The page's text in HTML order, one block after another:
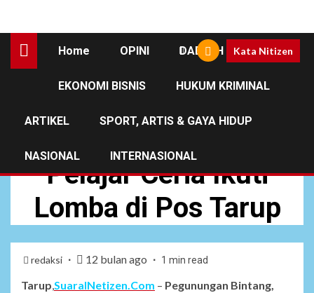
Home OPINI DAERAH
EKONOMI BISNIS HUKUM KRIMINAL
ARTIKEL SPORT, ARTIS & GAYA HIDUP
NASIONAL INTERNASIONAL
Kata Nitizen
Pelajar Ceria Ikuti
Lomba di Pos Tarup
redaksi 12 bulan ago 1 min read
Tarup,SuaraINetizen.Com – Pegunungan Bintang,